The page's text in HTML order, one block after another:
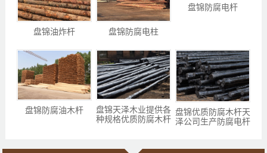
盘锦油炸杆 盘锦防腐电柱
盘锦防腐电杆
盘锦防腐油木杆
盘锦天泽木业提供各
种规格优质防腐木杆
盘锦优质防腐木杆天
泽公司生产防腐电杆